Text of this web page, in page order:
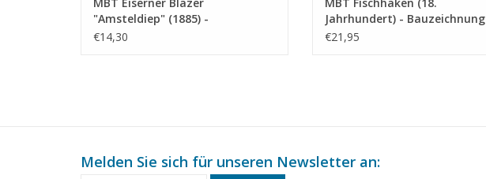
"Amsteldiep" (1885) -
Bauzeichnung Maßstab 1 : 75
€14,30
Jahrhundert) - Bauzeichnung
Maßstab 1 : 71 (10.03.010)
€21,95
Melden Sie sich für unseren Newsletter an: